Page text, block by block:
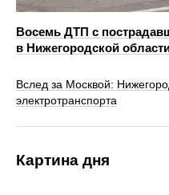
Восемь ДТП с
в Нижегородской
Вслед за Москвой:
электротранспорта
Картина дня